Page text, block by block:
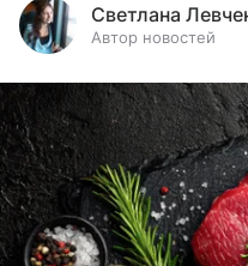
Светлана
Автор новостей